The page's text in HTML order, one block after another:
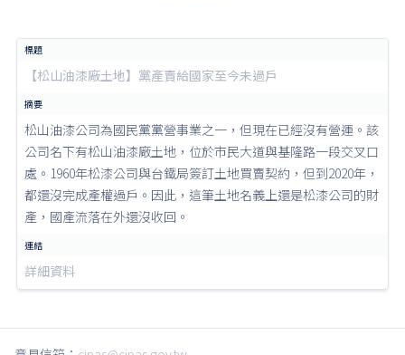
【松山油漆廠土地】黨產賣給國家至今未過戶
松山油漆公司為國民黨黨營事業之一，但現在已經沒有營運。該
公司名下有松山油漆廠土地，位於市民大道與基隆路一段交叉口
處。1960年松漆公司與台鐵局簽訂土地買賣契約，但到2020年，
都還沒完成產權過戶。因此，這筆土地名義上還是松漆公司的財
產，國產流落在外還沒收回。
詳細資料